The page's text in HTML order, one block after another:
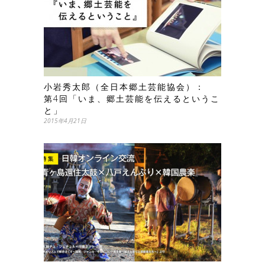
小岩秀太郎（全日本郷土芸能協会）：
第4回「いま、郷土芸能を伝えるというこ
と」
2015年4月21日